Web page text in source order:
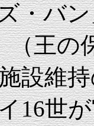
・バン
王の
設維
16世